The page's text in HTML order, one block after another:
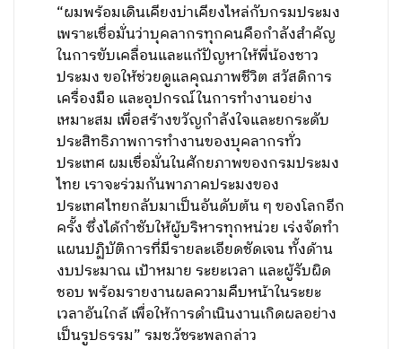
“ผมพร้อมเดินเคียงบ่าเคียงไหล่กับกรมประมง
เพราะเชื่อมั่นว่าบุคลากรทุกคนคือกำลังสำคัญ
ในการขับเคลื่อนและแก้ปัญหาให้พี่น้องชาว
ประมง ขอให้ช่วยดูแลคุณภาพชีวิต สวัสดิการ
เครื่องมือ และอุปกรณ์ในการทำงานอย่าง
เหมาะสม เพื่อสร้างขวัญกำลังใจและยกระดับ
ประสิทธิภาพการทำงานของบุคลากรทั่ว
ประเทศ ผมเชื่อมั่นในศักยภาพของกรมประมง
ไทย เราจะร่วมกันพาภาคประมงของ
ประเทศไทยกลับมาเป็นอันดับต้น ๆ ของโลกอีก
ครั้ง ซึ่งได้กำชับให้ผู้บริหารทุกหน่วย เร่งจัดทำ
แผนปฏิบัติการที่มีรายละเอียดชัดเจน ทั้งด้าน
งบประมาณ เป้าหมาย ระยะเวลา และผู้รับผิด
ชอบ พร้อมรายงานผลความคืบหน้าในระยะ
เวลาอันใกล้ เพื่อให้การดำเนินงานเกิดผลอย่าง
เป็นรูปธรรม” รมช.วัชระพลกล่าว